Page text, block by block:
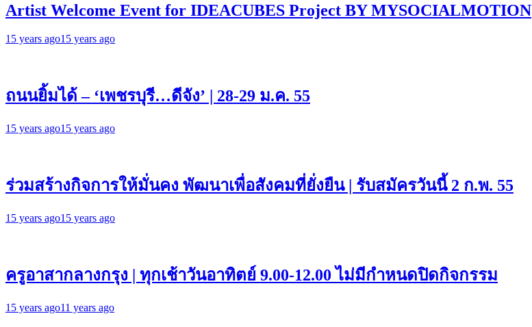
Artist Welcome Event for IDEACUBES Project BY MYSOCIALMOTION
15 years ago15 years ago
ถนนยิ้มได้ – ‘เพชรบุรี…ดีจัง’ | 28-29 ม.ค. 55
15 years ago15 years ago
ร่วมสร้างกิจการให้มั่นคง พัฒนาเพื่อสังคมที่ยั่งยืน | รับสมัครวันนี้ 2 ก.พ. 55
15 years ago15 years ago
ครูอาสากลางกรุง | ทุกเช้าวันอาทิตย์ 9.00-12.00 ไม่มีกำหนดปิดกิจกรรม
15 years ago11 years ago